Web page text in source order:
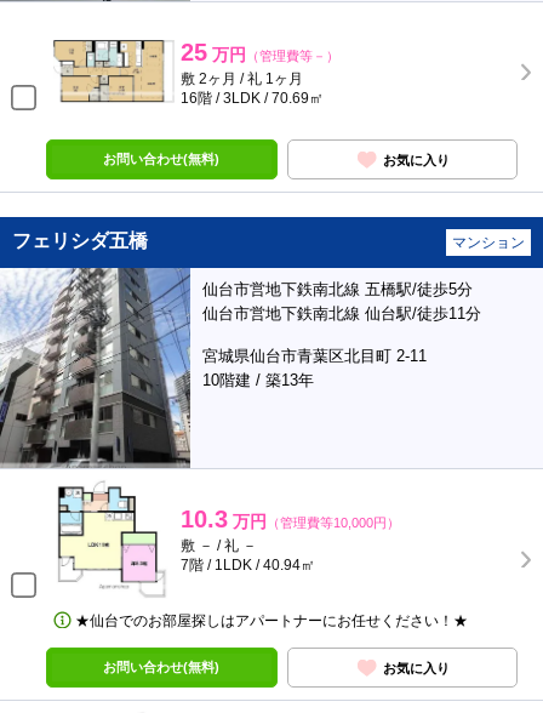
25 万円 （管理費等－）
敷 2ヶ月 / 礼 1ヶ月
16階 / 3LDK / 70.69㎡
お問い合わせ(無料) お気に入り
フェリシダ五橋 マンション
仙台市営地下鉄南北線 五橋駅/徒歩5分
仙台市営地下鉄南北線 仙台駅/徒歩11分
宮城県仙台市青葉区北目町 2-11
10階建 / 築13年
10.3 万円 （管理費等10,000円）
敷 － / 礼 －
7階 / 1LDK / 40.94㎡
★仙台でのお部屋探しはアパートナーにお任せください！★
お問い合わせ(無料) お気に入り